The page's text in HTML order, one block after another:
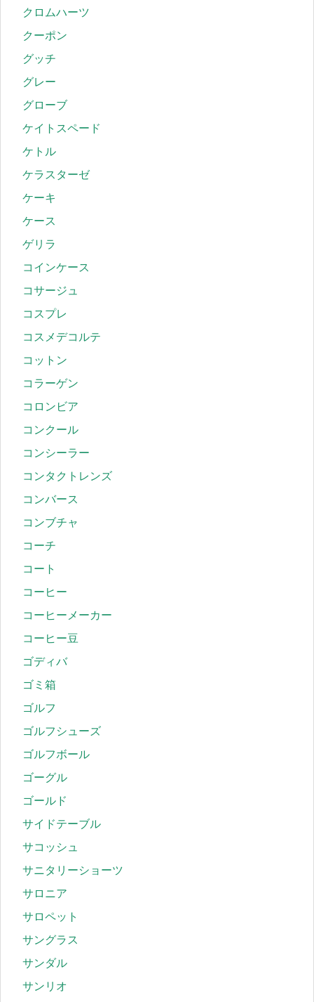
クロムハーツ
クーポン
グッチ
グレー
グローブ
ケイトスペード
ケトル
ケラスターゼ
ケーキ
ケース
ゲリラ
コインケース
コサージュ
コスプレ
コスメデコルテ
コットン
コラーゲン
コロンビア
コンクール
コンシーラー
コンタクトレンズ
コンバース
コンブチャ
コーチ
コート
コーヒー
コーヒーメーカー
コーヒー豆
ゴディバ
ゴミ箱
ゴルフ
ゴルフシューズ
ゴルフボール
ゴーグル
ゴールド
サイドテーブル
サコッシュ
サニタリーショーツ
サロニア
サロペット
サングラス
サンダル
サンリオ